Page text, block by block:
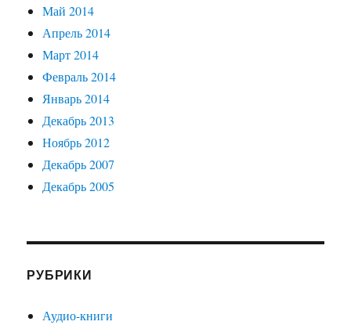
Май 2014
Апрель 2014
Март 2014
Февраль 2014
Январь 2014
Декабрь 2013
Ноябрь 2012
Декабрь 2007
Декабрь 2005
РУБРИКИ
Аудио-книги